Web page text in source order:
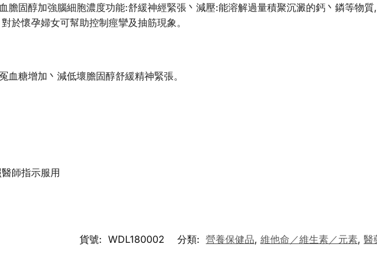
膽固醇加強腦細胞濃度功能:舒緩神經緊張丶減壓:能溶解過量積聚沉澱的鈣丶鏻等物
於懷孕婦女可幫助控制痙攣及抽筋現象。
血糖增加丶減低壞膽固醇舒緩精神緊張。
師指示服用
貨號: WDL180002 分類: 營養保健品, 維他命／維生素／元素, 醫